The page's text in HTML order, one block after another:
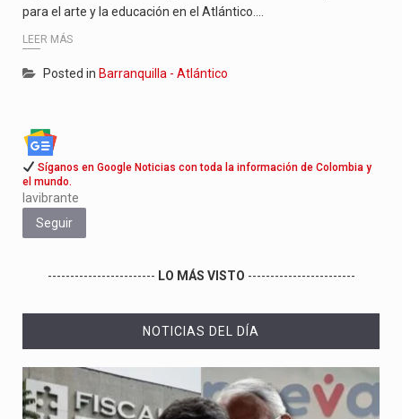
para el arte y la educación en el Atlántico.…
LEER MÁS
Posted in Barranquilla - Atlántico
Síganos en Google Noticias con toda la información de Colombia y
el mundo.
lavibrante
Seguir
------------------------ LO MÁS VISTO ------------------------
NOTICIAS DEL DÍA